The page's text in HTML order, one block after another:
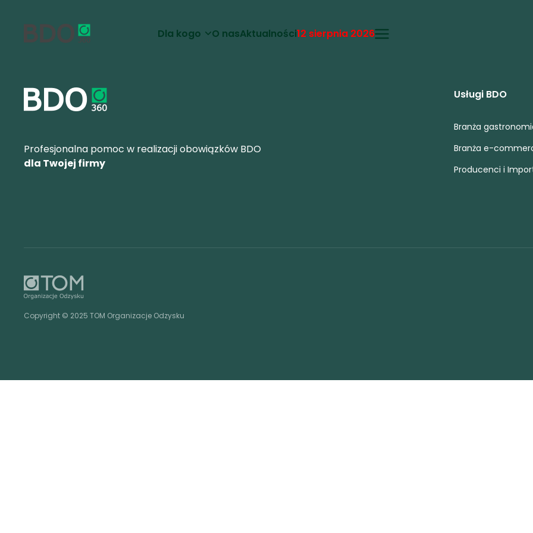
Dla kogo O nasAktualności12 sierpnia 2026
Profesjonalna pomoc w realizacji obowiązków BDO
dla Twojej firmy
Usługi BDO
Branża
Branża e-
Producenci i
Copyright © 2025 TOM Organizacje Odzysku